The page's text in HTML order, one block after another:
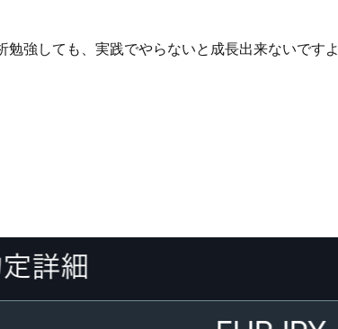
強しても、実践でやらないと成長出来ないですよ